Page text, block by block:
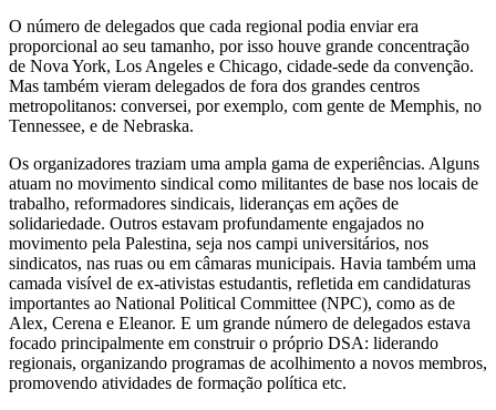
O número de delegados que cada regional podia enviar era
proporcional ao seu tamanho, por isso houve grande concentração
de Nova York, Los Angeles e Chicago, cidade-sede da convenção.
Mas também vieram delegados de fora dos grandes centros
metropolitanos: conversei, por exemplo, com gente de Memphis, no
Tennessee, e de Nebraska.
Os organizadores traziam uma ampla gama de experiências. Alguns
atuam no movimento sindical como militantes de base nos locais de
trabalho, reformadores sindicais, lideranças em ações de
solidariedade. Outros estavam profundamente engajados no
movimento pela Palestina, seja nos campi universitários, nos
sindicatos, nas ruas ou em câmaras municipais. Havia também uma
camada visível de ex-ativistas estudantis, refletida em candidaturas
importantes ao National Political Committee (NPC), como as de
Alex, Cerena e Eleanor. E um grande número de delegados estava
focado principalmente em construir o próprio DSA: liderando
regionais, organizando programas de acolhimento a novos membros,
promovendo atividades de formação política etc.